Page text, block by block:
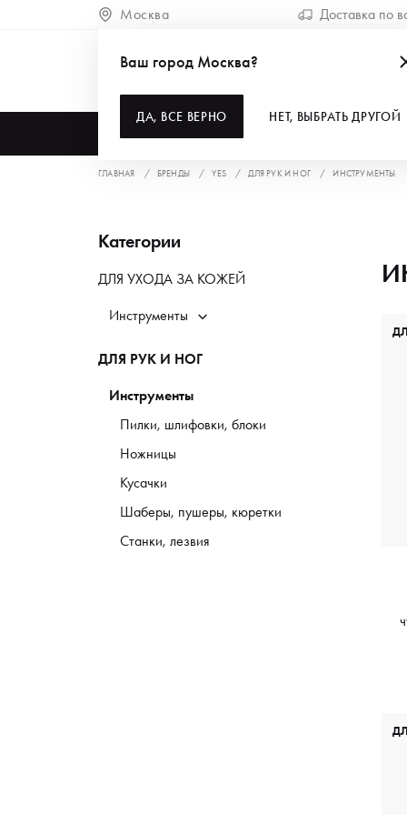
Москва Доставка по
Ваш город Москва?
ДА, ВСЕ ВЕРНО НЕТ, ВЫБРАТЬ ДРУГОЙ
ГЛАВНАЯ БРЕНДЫ YES ДЛЯ РУК И НОГ ИНСТРУМЕНТЫ
Категории
ДЛЯ УХОДА ЗА КОЖЕЙ
Инструменты
ДЛЯ РУК И НОГ
Инструменты
Пилки, шлифовки, блоки
Ножницы
Кусачки
Шаберы, пушеры, кюретки
Станки, лезвия